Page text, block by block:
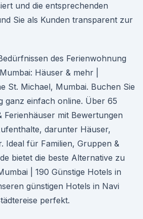
und die entsprechenden
Sie als Kunden transparent zur
des Ferienwohnung
Häuser & mehr |
St. Michael, Mumbai. Buchen Sie
ganz einfach online. Über 65
Ferienhäuser mit Bewertungen
darunter Häuser,
Ideal für Familien, Gruppen &
bietet die beste Alternative zu
| 190 Günstige Hotels in
günstigen Hotels in Navi
perfekt.